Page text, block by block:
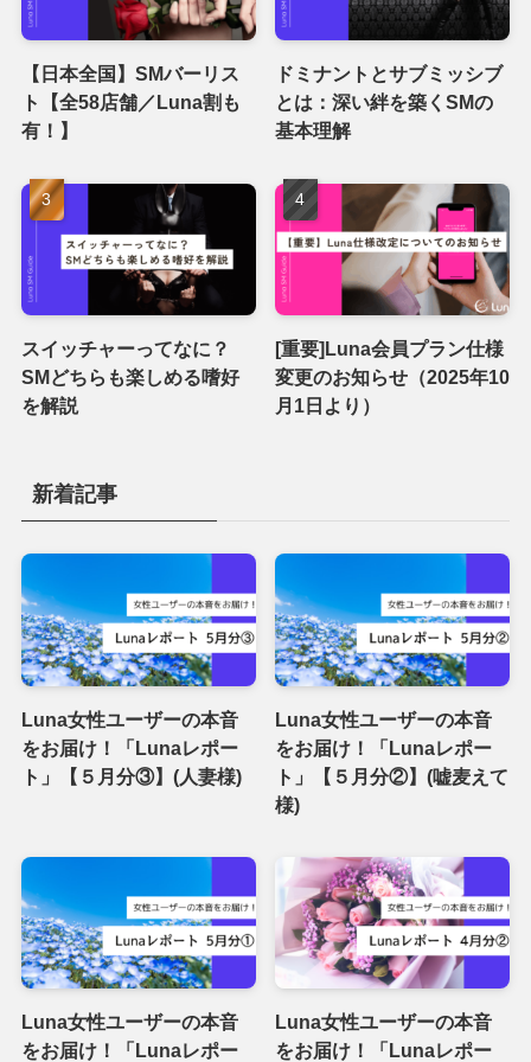
【日本全国】SMバーリス
ト【全58店舗／Luna割も
有！】
ドミナントとサブミッシブ
とは：深い絆を築くSMの
基本理解
スイッチャーってなに？
SMどちらも楽しめる嗜好
を解説
[重要]Luna会員プラン仕様
変更のお知らせ（2025年10
月1日より）
新着記事
Luna女性ユーザーの本音
をお届け！「Lunaレポー
ト」【５月分③】(人妻様)
Luna女性ユーザーの本音
をお届け！「Lunaレポー
ト」【５月分②】(嘘麦えて
様)
Luna女性ユーザーの本音
をお届け！「Lunaレポー
Luna女性ユーザーの本音
をお届け！「Lunaレポー